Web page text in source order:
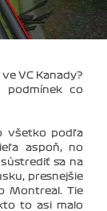
VC Kanady?
co
všetko podľa
aspoň, no
sa na
presnejšie
Montreal. Tie
to asi malo